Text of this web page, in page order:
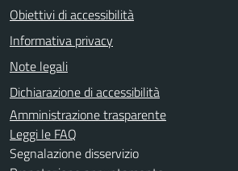
Obiettivi di accessibilità
Informativa privacy
Note legali
Dichiarazione di accessibilità
Amministrazione trasparente
Leggi le FAQ
Segnalazione disservizio